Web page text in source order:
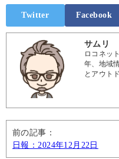
Twitter Facebook
サムリ
ロコネッ
年、地域
とアウト
前の記事：
日報：2024年12月22日